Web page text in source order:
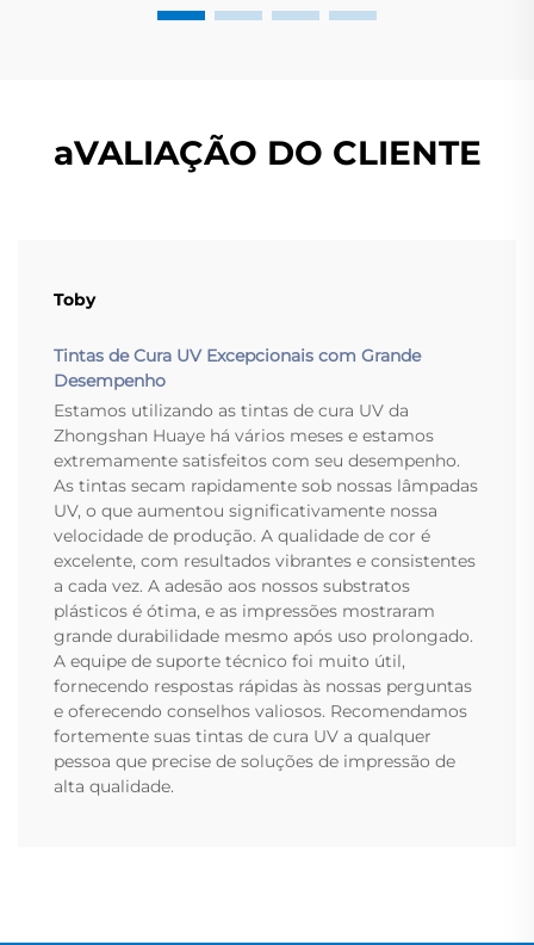
aVALIAÇÃO DO CLIENTE
Toby
Tintas de Cura UV Excepcionais com Grande
Desempenho
Estamos utilizando as tintas de cura UV da
Zhongshan Huaye há vários meses e estamos
extremamente satisfeitos com seu desempenho.
As tintas secam rapidamente sob nossas lâmpadas
UV, o que aumentou significativamente nossa
velocidade de produção. A qualidade de cor é
excelente, com resultados vibrantes e consistentes
a cada vez. A adesão aos nossos substratos
plásticos é ótima, e as impressões mostraram
grande durabilidade mesmo após uso prolongado.
A equipe de suporte técnico foi muito útil,
fornecendo respostas rápidas às nossas perguntas
e oferecendo conselhos valiosos. Recomendamos
fortemente suas tintas de cura UV a qualquer
pessoa que precise de soluções de impressão de
alta qualidade.